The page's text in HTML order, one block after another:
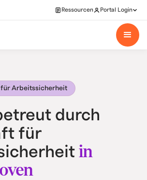
Ressourcen Portal Login
Arbeitssicherheit
durch
für
in